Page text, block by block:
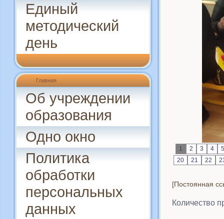
Единый
методический
день
Главная
Об учреждении
образования
Одно окно
Политика
обработки
персональных
данных
1 2 3 4
5
20
21 22
[Постоянная
Количество